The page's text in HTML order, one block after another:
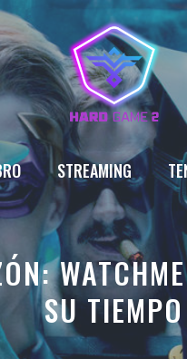
STREAMING
SU TIEMPO